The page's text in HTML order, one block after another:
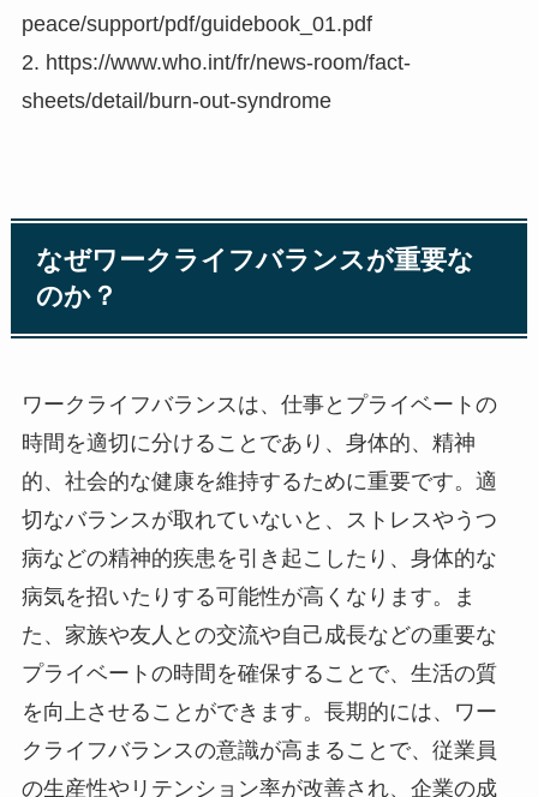
peace/support/pdf/guidebook_01.pdf
2. https://www.who.int/fr/news-room/fact-
sheets/detail/burn-out-syndrome
なぜワークライフバランスが重要な
のか？
ワークライフバランスは、仕事とプライベートの
時間を適切に分けることであり、身体的、精神
的、社会的な健康を維持するために重要です。適
切なバランスが取れていないと、ストレスやうつ
病などの精神的疾患を引き起こしたり、身体的な
病気を招いたりする可能性が高くなります。ま
た、家族や友人との交流や自己成長などの重要な
プライベートの時間を確保することで、生活の質
を向上させることができます。長期的には、ワー
クライフバランスの意識が高まることで、従業員
の生産性やリテンション率が改善され、企業の成